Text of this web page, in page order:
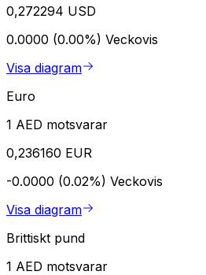
0,272294 USD
0.0000 (0.00%) Veckovis
Visa diagram
Euro
1 AED motsvarar
0,236160 EUR
-0.0000 (0.02%) Veckovis
Visa diagram
Brittiskt pund
1 AED motsvarar